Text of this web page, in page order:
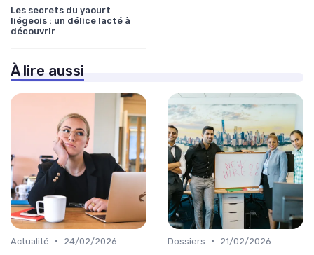
Les secrets du yaourt
liégeois : un délice lacté à
découvrir
À lire aussi
Actualité •
24/02/2026
Dossiers •
21/02/2026